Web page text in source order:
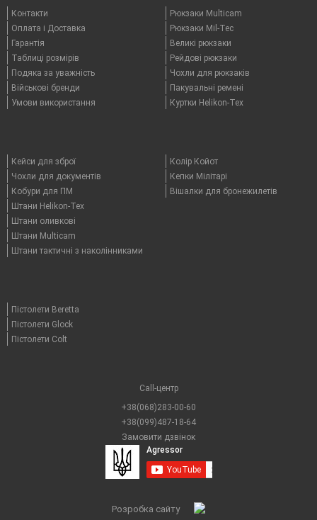
Контакти
Оплата i Доставка
Гарантія
Таблицi розмірів
Подяка за уважність
Військові бренди
Умови використання
Рюкзаки Multicam
Рюкзаки Mil-Tec
Великі рюкзаки
Рейдові рюкзаки
Чохли для рюкзаків
Пакувальні ремені
Куртки Helikon-Tex
Кейси для зброї
Чохли для документів
Кобури для ПМ
Штани Helikon-Tex
Штани оливкові
Штани Multicam
Штани тактичні з наколінниками
Колір Койот
Кепки Мілітарі
Вішалки для бронежилетів
Пістолети Beretta
Пістолети Glock
Пістолети Colt
Call-центр
+38(068)283-00-60
+38(099)487-18-64
Замовити дзвінок
Розробка сайту